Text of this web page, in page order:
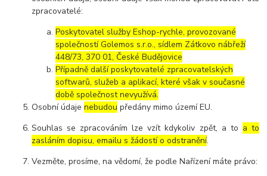
zpracovatelé:
Poskytovatel služby Eshop-rychle, provozované
společností Golemos s.r.o., sídlem Zátkovo nábřeží
448/73, 370 01, České Budějovice
Případně další poskytovatelé zpracovatelských
softwarů, služeb a aplikací, které však v současné
době společnost nevyužívá.
Osobní údajenebudou předány mimo území EU.
Souhlas se zpracováním lze vzít kdykoliv zpět, a to a to
zasláním dopisu, emailu s žádostí o odstranění.
Vezměte, prosíme, na vědomí, že podle Nařízení máte právo: